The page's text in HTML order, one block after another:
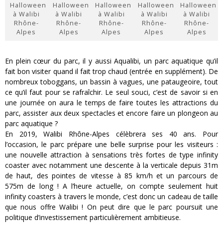
Halloween
à Walibi
Rhône-
Alpes
Halloween
à Walibi
Rhône-
Alpes
Halloween
à Walibi
Rhône-
Alpes
Halloween
à Walibi
Rhône-
Alpes
Halloween
à Walibi
Rhône-
Alpes
En plein cœur du parc, il y aussi Aqualibi, un parc aquatique qu’il
fait bon visiter quand il fait trop chaud (entrée en supplément). De
nombreux toboggans, un bassin à vagues, une pataugeoire, tout
ce qu’il faut pour se rafraîchir. Le seul souci, c’est de savoir si en
une journée on aura le temps de faire toutes les attractions du
parc, assister aux deux spectacles et encore faire un plongeon au
parc aquatique ?
En 2019, Walibi Rhône-Alpes célèbrera ses 40 ans. Pour
l’occasion, le parc prépare une belle surprise pour les visiteurs :
une nouvelle attraction à sensations très fortes de type infinity
coaster avec notamment une descente à la verticale depuis 31m
de haut, des pointes de vitesse à 85 km/h et un parcours de
575m de long ! A l’heure actuelle, on compte seulement huit
infinity coasters à travers le monde, c’est donc un cadeau de taille
que nous offre Walibi ! On peut dire que le parc poursuit une
politique d’investissement particulièrement ambitieuse.